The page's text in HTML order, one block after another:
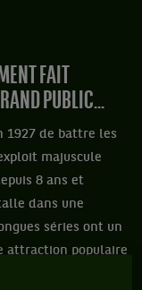
FAIT
PUBLIC...
1927 de battre les
majuscule
8 ans et
dans une
séries ont un
attraction populaire